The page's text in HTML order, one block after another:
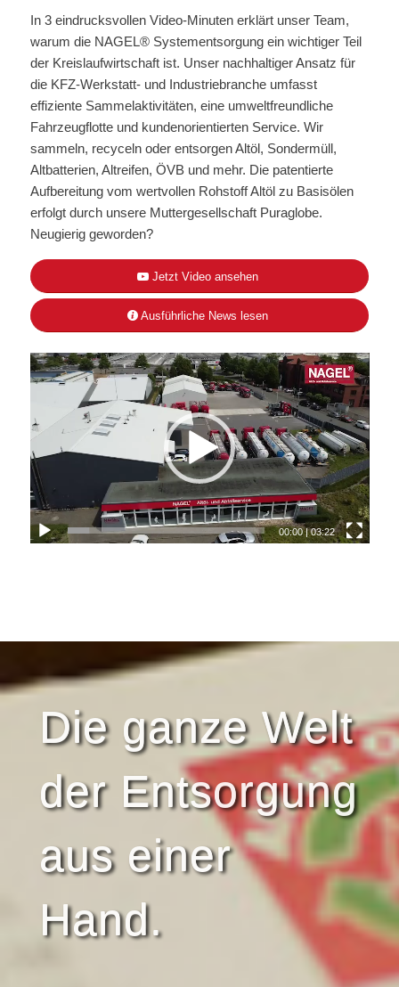
In 3 eindrucksvollen Video-Minuten erklärt unser Team,
warum die NAGEL® Systementsorgung ein wichtiger Teil
der Kreislaufwirtschaft ist. Unser nachhaltiger Ansatz für
die KFZ-Werkstatt- und Industriebranche umfasst
effiziente Sammelaktivitäten, eine umweltfreundliche
Fahrzeugflotte und kundenorientierten Service. Wir
sammeln, recyceln oder entsorgen Altöl, Sondermüll,
Altbatterien, Altreifen, ÖVB und mehr. Die patentierte
Aufbereitung vom wertvollen Rohstoff Altöl zu Basisölen
erfolgt durch unsere Muttergesellschaft Puraglobe.
Neugierig geworden?
Jetzt Video ansehen
Ausführliche News lesen
00:00|03:22
Die ganze Welt
der Entsorgung
aus einer
Hand.